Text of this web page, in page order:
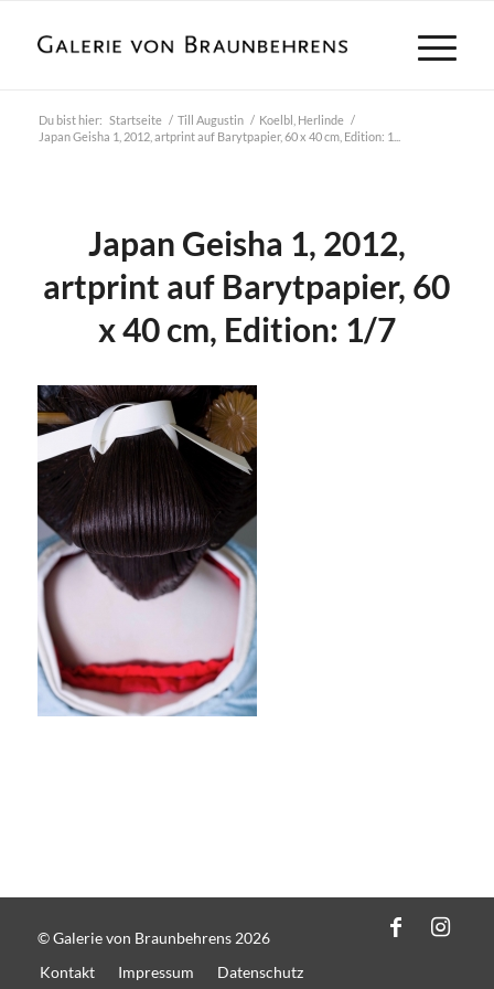
Du bist hier: Startseite / Till Augustin / Koelbl, Herlinde /
Japan Geisha 1, 2012, artprint auf Barytpapier, 60 x 40 cm, Edition: 1...
Japan Geisha 1, 2012,
artprint auf Barytpapier, 60
x 40 cm, Edition: 1/7
© Galerie von Braunbehrens 2026
Kontakt
Impressum Datenschutz